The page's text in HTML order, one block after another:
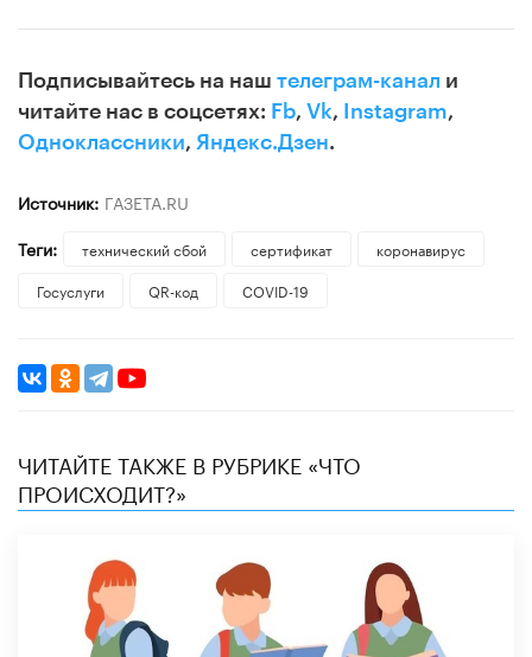
Подписывайтесь на наш телеграм-канал и
читайте нас в соцсетях: Fb, Vk, Instagram,
Одноклассники, Яндекс.Дзен.
Источник: ГАЗЕТА.RU
Теги:
технический сбой сертификат
коронавирус
Госуслуги
QR-код COVID-19
ЧИТАЙТЕ ТАКЖЕ В РУБРИКЕ «ЧТО
ПРОИСХОДИТ?»